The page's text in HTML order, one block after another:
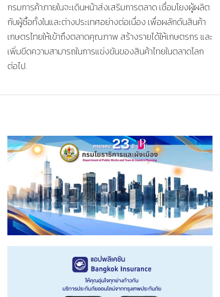
กรมการค้าภายในจะเดินหน้าส่งเสริมการตลาด เชื่อมโยงผู้ผลิต
กับผู้ซื้อทั้งในและต่างประเทศอย่างต่อเนื่อง เพื่อผลักดันสินค้า
เกษตรไทยให้เข้าถึงตลาดคุณภาพ สร้างรายได้ให้เกษตรกร และ
เพิ่มขีดความสามารถในการแข่งขันของสินค้าไทยในตลาดโลก
ต่อไป.